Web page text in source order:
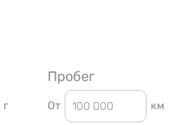
г
Пробег
От км